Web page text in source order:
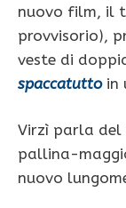
nuovo film, il
provvisorio),
veste di
spaccatuttoin
Virzì parla del
pallina-
nuovo